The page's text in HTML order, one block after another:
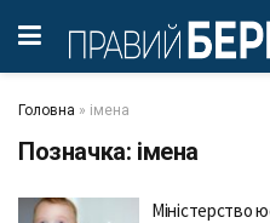
Головна » імена
Позначка: імена
Міністерство